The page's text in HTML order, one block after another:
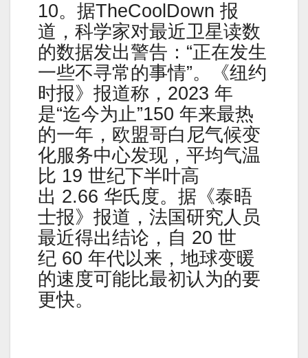
10。据TheCoolDown 报
道，科学家对最近卫星读数
的数据发出警告：“正在发生
一些不寻常的事情”。《纽约
时报》报道称，2023 年
是“迄今为止”150 年来最热
的一年，欧盟哥白尼气候变
化服务中心发现，平均气温
比 19 世纪下半叶高
出 2.66 华氏度。据《泰晤
士报》报道，法国研究人员
最近得出结论，自 20 世
纪 60 年代以来，地球变暖
的速度可能比最初认为的要
更快。